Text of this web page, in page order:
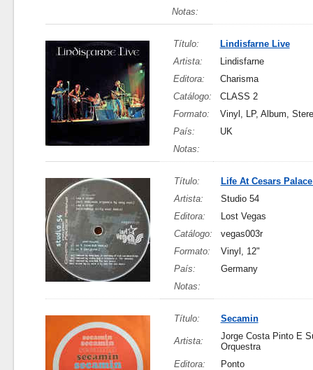
Notas:
Título:
Lindisfarne Live
Artista:
Lindisfarne
Editora:
Charisma
Catálogo:
CLASS 2
Formato:
Vinyl, LP, Album,
País:
UK
Notas:
Título:
Life At Cesars
Artista:
Studio 54
Editora:
Lost Vegas
Catálogo:
vegas003r
Formato:
Vinyl, 12"
País:
Germany
Notas:
Título: Secamin
Artista:
Jorge Costa Pinto E
Orquestra
Editora:
Ponto